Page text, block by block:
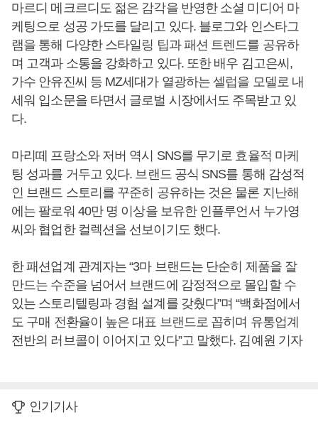
마르디 메크르디도 젊은 감각을 반영한 소셜 미디어 마
케팅으로 성공 가도를 달리고 있다. 블로그와 인스타그
램을 통해 다양한 스타일링 팁과 패션 트렌드를 공유하
며 고객과 소통을 강화하고 있다. 또한 배우 김고은씨,
가수 안유진씨 등 MZ세대가 열광하는 셀럽을 모델로 내
세워 입소문을 타면서 글로벌 시장에서도 주목받고 있
다.
마리떼 프랑소와 저버 역시 SNS를 무기로 효율적 마케
팅 성과를 거두고 있다. 브랜드 공식 SNS를 통해 감성적
인 브랜드 스토리를 꾸준히 공유하는 것은 물론 지난해
에는 팔로워 40만 명 이상을 보유한 인플루언서 누가영
씨와 협업한 컬렉션을 선보이기도 했다.
한 패션업계 관계자는 “3마 브랜드는 단순히 제품을 잘
만드는 수준을 넘어서 브랜드에 감정적으로 몰입할 수
있는 스토리텔링과 경험 설계를 갖췄다”며 “백화점에서
도 구매 전환율이 높은 대표 브랜드로 꼽히며 유통업계
전반의 러브콜이 이어지고 있다”고 말했다. 김예원 기자
인기기사